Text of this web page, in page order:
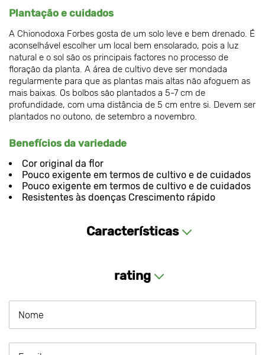
Plantação e cuidados
A Chionodoxa Forbes gosta de um solo leve e bem drenado. É
aconselhável escolher um local bem ensolarado, pois a luz
natural e o sol são os principais factores no processo de
floração da planta. A área de cultivo deve ser mondada
regularmente para que as plantas mais altas não afoguem as
mais baixas. Os bolbos são plantados a 5-7 cm de
profundidade, com uma distância de 5 cm entre si. Devem ser
plantados no outono, de setembro a novembro.
Benefícios da variedade
Cor original da flor
Pouco exigente em termos de cultivo e de cuidados
Pouco exigente em termos de cultivo e de cuidados
Resistentes às doenças Crescimento rápido
Características
rating